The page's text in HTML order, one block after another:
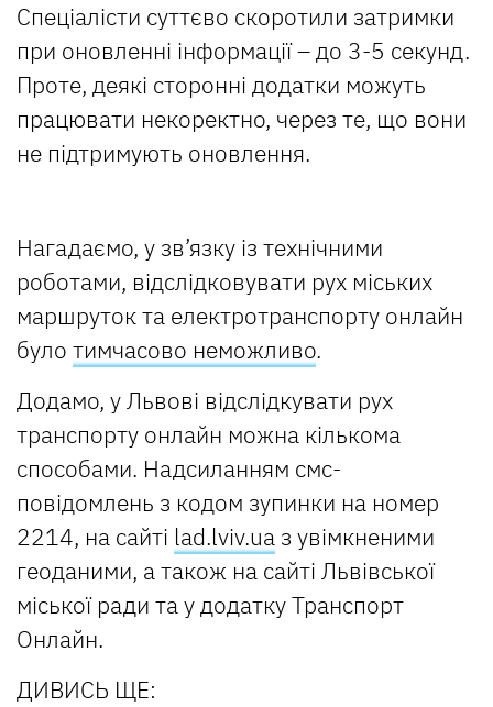
Спеціалісти суттєво скоротили затримки
при оновленні інформації – до 3-5 секунд.
Проте, деякі сторонні додатки можуть
працювати некоректно, через те, що вони
не підтримують оновлення.
Нагадаємо, у зв’язку із технічними
роботами, відслідковувати рух міських
маршруток та електротранспорту онлайн
було тимчасово неможливо.
Додамо, у Львові відслідкувати рух
транспорту онлайн можна кількома
способами. Надсиланням смс-
повідомлень з кодом зупинки на номер
2214, на сайті lad.lviv.ua з увімкненими
геоданими, а також на сайті Львівської
міської ради та у додатку Транспорт
Онлайн.
ДИВИСЬ ЩЕ: